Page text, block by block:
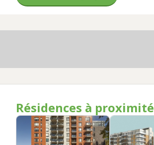
Résidences à proximité